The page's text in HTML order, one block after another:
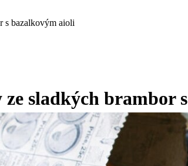
s bazalkovým aioli
sladkých brambor